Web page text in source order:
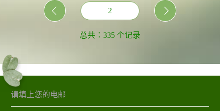
2
总共：335 个记录